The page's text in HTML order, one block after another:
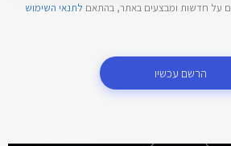
על חדשות ומבצעים באתר, בהתאם לתנאי השימוש
הרשם עכשיו